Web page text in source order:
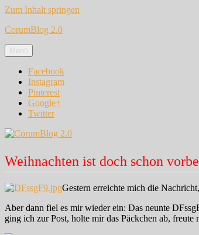
Zum Inhalt springen
CorumBlog 2.0
Menü
Facebook
Instagram
Pinterest
Google+
Twitter
Weihnachten ist doch schon
Gestern erreichte mich die
Aber dann fiel es mir wieder ein: Das neunte
ging ich zur Post, holte mir das Päckchen ab,